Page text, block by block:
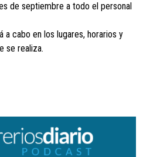
de septiembre a todo el personal
a cabo en los lugares, horarios y
se realiza.